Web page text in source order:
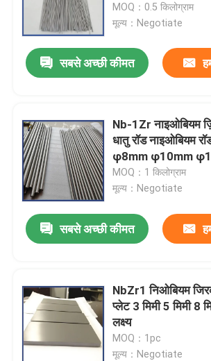
MOQ：0.5 किलोग्राम
मूल्य：Negotiate
सबसे अच्छी कीमत
Nb-1Zr नाइओबियम
धातु रॉड नाइओबियम
φ8mm φ10mm
MOQ：1 किलोग्राम
मूल्य：Negotiate
सबसे अच्छी कीमत
NbZr1 निओबियम
प्लेट 3 मिमी 5 मिमी 8
लक्ष्य
MOQ：1pc
मूल्य：Negotiate